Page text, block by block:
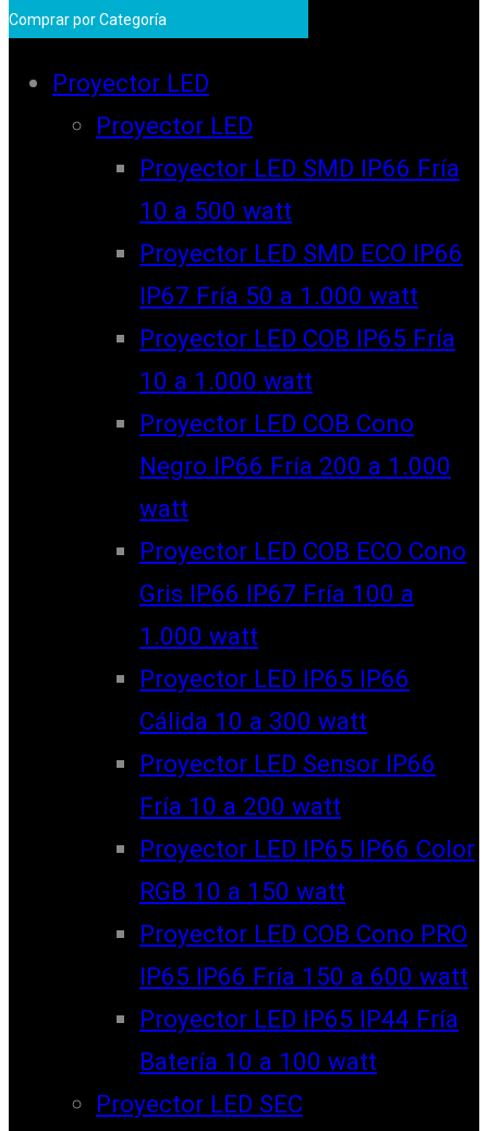
Comprar por Categoría
Proyector LED
Proyector LED
Proyector LED SMD IP66 Fría
10 a 500 watt
Proyector LED SMD ECO IP66
IP67 Fría 50 a 1.000 watt
Proyector LED COB IP65 Fría
10 a 1.000 watt
Proyector LED COB Cono
Negro IP66 Fría 200 a 1.000
watt
Proyector LED COB ECO Cono
Gris IP66 IP67 Fría 100 a
1.000 watt
Proyector LED IP65 IP66
Cálida 10 a 300 watt
Proyector LED Sensor IP66
Fría 10 a 200 watt
Proyector LED IP65 IP66 Color
RGB 10 a 150 watt
Proyector LED COB Cono PRO
IP65 IP66 Fría 150 a 600 watt
Proyector LED IP65 IP44 Fría
Batería 10 a 100 watt
Proyector LED SEC